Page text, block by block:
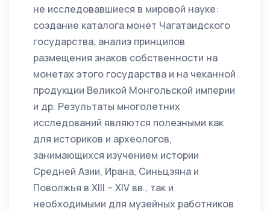
не исследовавшиеся в мировой науке:
создание каталога монет Чагатаидского
государства, анализ принципов
размещения знаков собственности на
монетах этого государства и на чеканной
продукции Великой Монгольской империи
и др. Результаты многолетних
исследований являются полезными как
для историков и археологов,
занимающихся изучением истории
Средней Азии, Ирана, Синьцзяна и
Поволжья в XIII – XIV вв., так и
необходимыми для музейных работников